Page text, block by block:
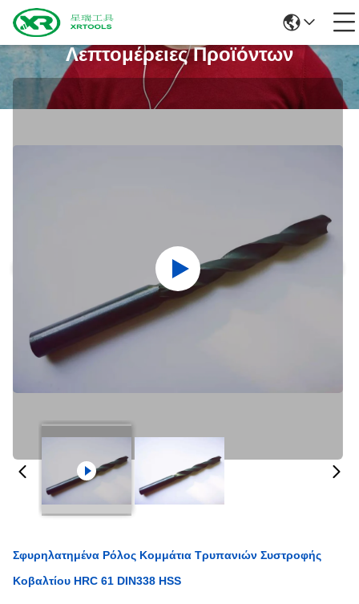
Λεπτομέρειες Προϊόντων
Σφυρηλατημένα Ρόλος Κομμάτια Τρυπανιών Συστροφής
Κοβαλτίου HRC 61 DIN338 HSS